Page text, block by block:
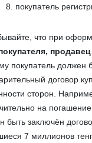
покупатель
что при
покупатель должен
договор
сторон.
на
быть заключён
7 миллионов